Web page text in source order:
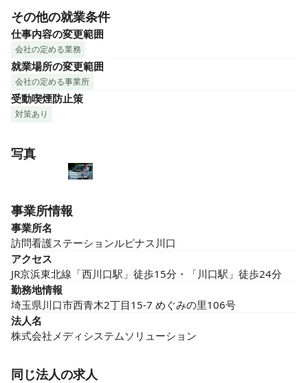
その他の就業条件
仕事内容の変更範囲
会社の定める業務
就業場所の変更範囲
会社の定める事業所
受動喫煙防止策
対策あり
写真
事業所情報
事業所名
訪問看護ステーションルピナス川口
アクセス
JR京浜東北線「西川口駅」徒歩15分・「川口駅」徒歩24分
勤務地情報
埼玉県川口市西青木2丁目15-7 めぐみの里106号
法人名
株式会社メディシステムソリューション
同じ法人の求人